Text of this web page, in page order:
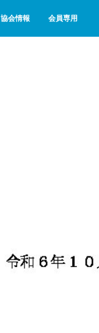
協会情報 会員専用